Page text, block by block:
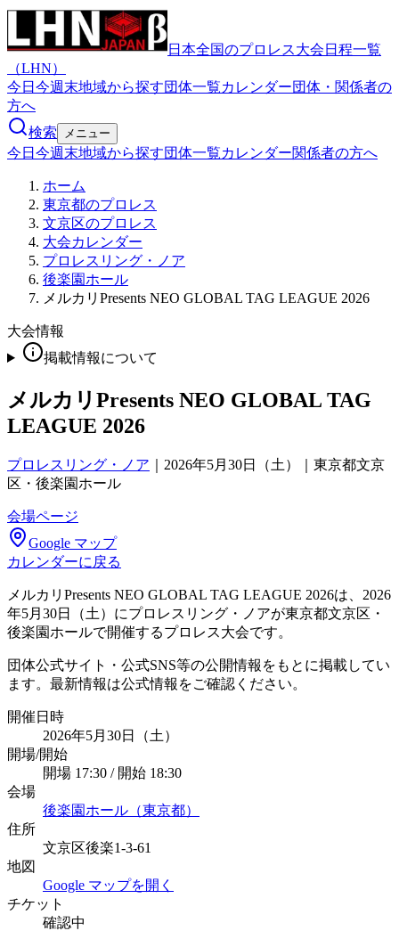
日本全国のプロレス大会日程一覧
（LHN）
今日 今週末地域から探す団体一覧カレンダー団体・関係者の
方へ
検索
メニュー
今日 今週末地域から探す団体一覧カレンダー関係者の方へ
ホーム
東京都のプロレス
文京区のプロレス
大会カレンダー
プロレスリング・ノア
後楽園ホール
メルカリPresents NEO GLOBAL TAG LEAGUE 2026
大会情報
掲載情報について
メルカリPresents NEO GLOBAL TAG
LEAGUE 2026
プロレスリング・ノア
2026年5月30日（土）｜東京都文京
区・後楽園ホール
会場ページ
Google マップ
カレンダーに戻る
メルカリPresents NEO GLOBAL TAG LEAGUE 2026は、2026
年5月30日（土）にプロレスリング・ノアが東京都文京区・
後楽園ホールで開催するプロレス大会です。
団体公式サイト・公式SNS等の公開情報をもとに掲載してい
ます。最新情報は公式情報をご確認ください。
開催日時
2026年5月30日（土）
開場/開始
開場 17:30 / 開始 18:30
会場
後楽園ホール（東京都）
住所
文京区後楽1-3-61
地図
Google マップを開く
チケット
確認中